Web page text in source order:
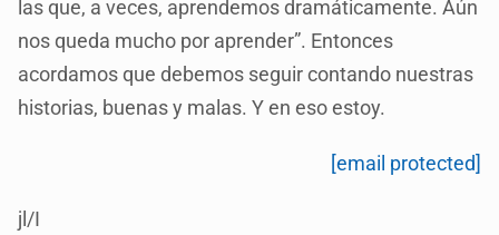
las que, a veces, aprendemos dramáticamente. Aún
nos queda mucho por aprender”. Entonces
acordamos que debemos seguir contando nuestras
historias, buenas y malas. Y en eso estoy.
[email protected]
jl/I